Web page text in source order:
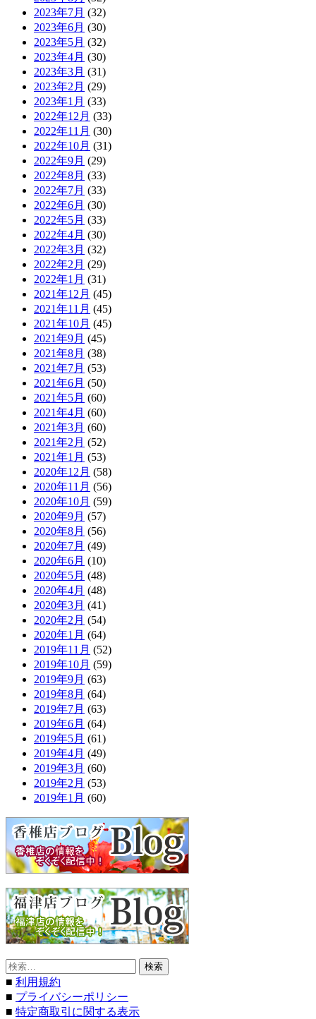
2023年7月 (32)
2023年6月 (30)
2023年5月 (32)
2023年4月 (30)
2023年3月 (31)
2023年2月 (29)
2023年1月 (33)
2022年12月 (33)
2022年11月 (30)
2022年10月 (31)
2022年9月 (29)
2022年8月 (33)
2022年7月 (33)
2022年6月 (30)
2022年5月 (33)
2022年4月 (30)
2022年3月 (32)
2022年2月 (29)
2022年1月 (31)
2021年12月 (45)
2021年11月 (45)
2021年10月 (45)
2021年9月 (45)
2021年8月 (38)
2021年7月 (53)
2021年6月 (50)
2021年5月 (60)
2021年4月 (60)
2021年3月 (60)
2021年2月 (52)
2021年1月 (53)
2020年12月 (58)
2020年11月 (56)
2020年10月 (59)
2020年9月 (57)
2020年8月 (56)
2020年7月 (49)
2020年6月 (10)
2020年5月 (48)
2020年4月 (48)
2020年3月 (41)
2020年2月 (54)
2020年1月 (64)
2019年11月 (52)
2019年10月 (59)
2019年9月 (63)
2019年8月 (64)
2019年7月 (63)
2019年6月 (64)
2019年5月 (61)
2019年4月 (49)
2019年3月 (60)
2019年2月 (53)
2019年1月 (60)
検
索:
■ 利用規約
■ プライバシーポリシー
■ 特定商取引に関する表示